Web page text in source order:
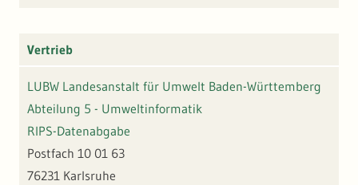
Vertrieb
LUBW Landesanstalt für Umwelt Baden-Württemberg
Abteilung 5 - Umweltinformatik
RIPS-Datenabgabe
Postfach 10 01 63
76231 Karlsruhe